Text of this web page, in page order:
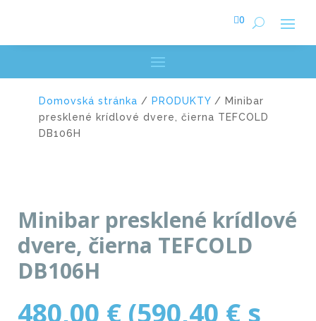
0
Domovská stránka / PRODUKTY / Minibar
presklené krídlové dvere, čierna TEFCOLD
DB106H
Minibar presklené krídlové
dvere, čierna TEFCOLD
DB106H
480,00 € (590,40 € s